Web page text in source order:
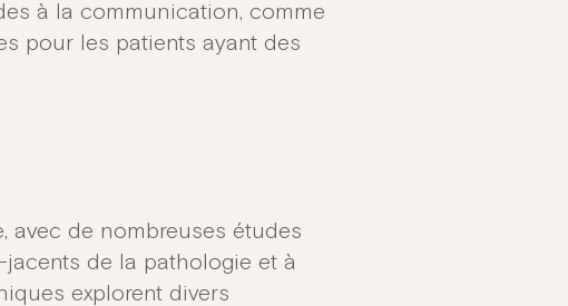
à la communication, comme
pour les patients ayant des
avec de nombreuses études
de la pathologie et à
explorent divers